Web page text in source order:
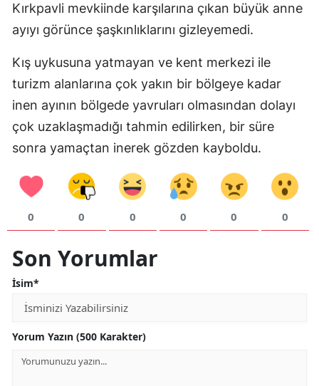
Gümüşhane
Hakkari
Hatay
Mersin
İstanbul
İzmir
Kars
Kırkpavli mevkiinde karşılarına çıkan büyük anne
ayıyı görünce şaşkınlıklarını gizleyemedi.
Kış uykusuna yatmayan ve kent merkezi ile
turizm alanlarına çok yakın bir bölgeye kadar
inen ayının bölgede yavruları olmasından dolayı
çok uzaklaşmadığı tahmin edilirken, bir süre
sonra yamaçtan inerek gözden kayboldu.
0 0 0 0 0 0
Son Yorumlar
İsim*
Yorum Yazın (500 Karakter)